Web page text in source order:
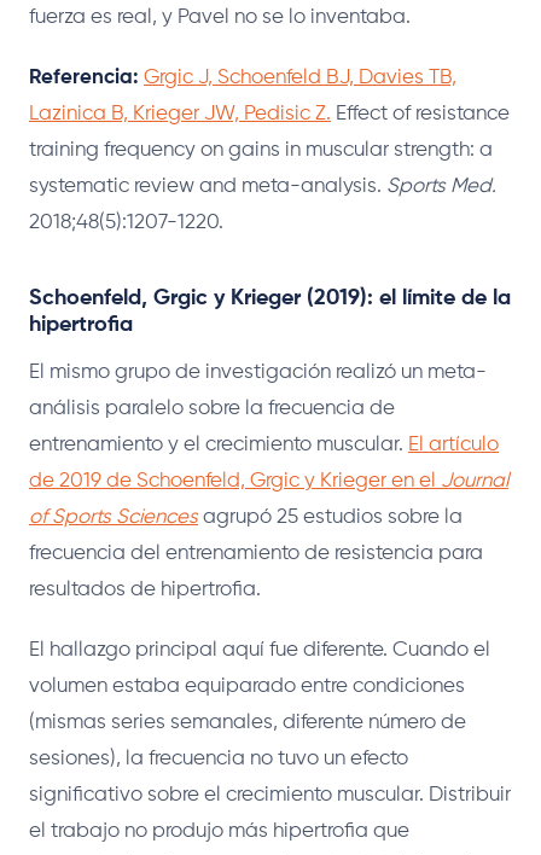
fuerza es real, y Pavel no se lo inventaba.
Referencia: Grgic J, Schoenfeld BJ, Davies TB,
Lazinica B, Krieger JW, Pedisic Z. Effect of resistance
training frequency on gains in muscular strength: a
systematic review and meta-analysis. Sports Med.
2018;48(5):1207-1220.
Schoenfeld, Grgic y Krieger (2019): el límite de la
hipertrofia
El mismo grupo de investigación realizó un meta-
análisis paralelo sobre la frecuencia de
entrenamiento y el crecimiento muscular. El artículo
de 2019 de Schoenfeld, Grgic y Krieger en el Journal
of Sports Sciencesagrupó 25 estudios sobre la
frecuencia del entrenamiento de resistencia para
resultados de hipertrofia.
El hallazgo principal aquí fue diferente. Cuando el
volumen estaba equiparado entre condiciones
(mismas series semanales, diferente número de
sesiones), la frecuencia no tuvo un efecto
significativo sobre el crecimiento muscular. Distribuir
el trabajo no produjo más hipertrofia que